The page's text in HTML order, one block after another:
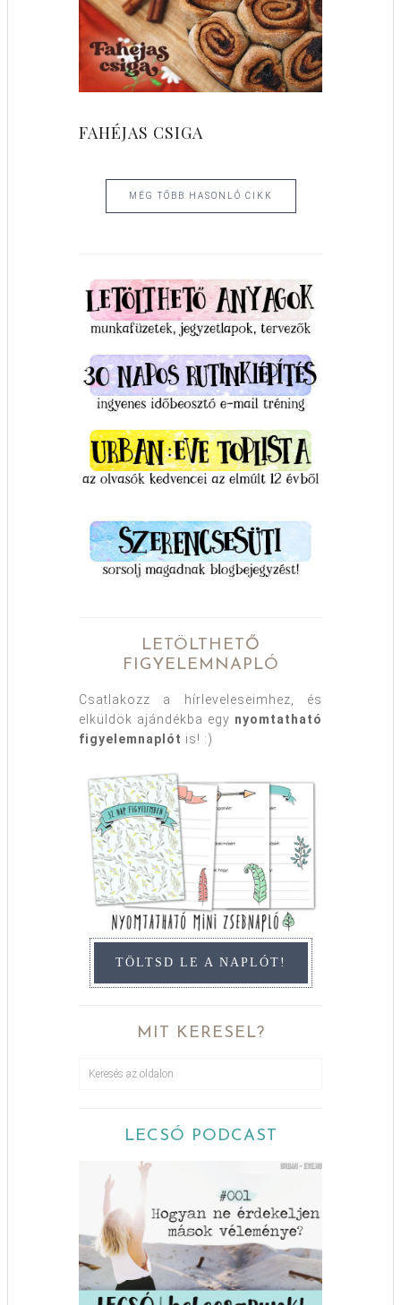
FAHÉJAS CSIGA
MÉG TÖBB HASONLÓ CIKK
LETÖLTHETŐ
FIGYELEMNAPLÓ
Csatlakozz a hírleveleseimhez, és
elküldök ajándékba egy nyomtatható
figyelemnaplót is! :)
TÖLTSD LE A NAPLÓT!
MIT KERESEL?
LECSÓ PODCAST